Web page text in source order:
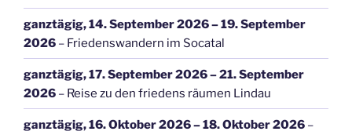
ganztägig,14. September 2026–19. September
2026 – Friedenswandern im Socatal
ganztägig,17. September 2026–21. September
2026 – Reise zu den friedens räumen Lindau
ganztägig,16. Oktober 2026–18. Oktober 2026 –